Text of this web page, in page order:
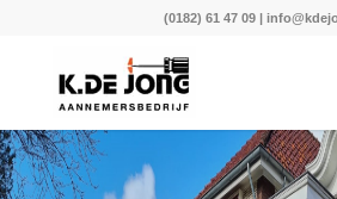
(0182) 61 47 09|